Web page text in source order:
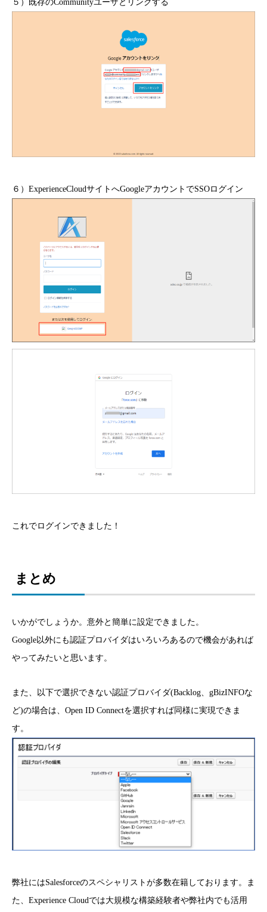
５）既存のCommunityユーザとリンクする
６）ExperienceCloudサイトへGoogleアカウントでSSOログイン
これでログインできました！
まとめ
いかがでしょうか。意外と簡単に設定できました。
Google以外にも認証プロバイダはいろいろあるので機会があれば
やってみたいと思います。
また、以下で選択できない認証プロバイダ(Backlog、gBizINFOな
ど)の場合は、Open ID Connectを選択すれば同様に実現できま
す。
弊社にはSalesforceのスペシャリストが多数在籍しております。ま
た、Experience Cloudでは大規模な構築経験者や弊社内でも活用